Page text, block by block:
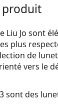
produit
Liu Jo sont
plus
de
vers le
sont des